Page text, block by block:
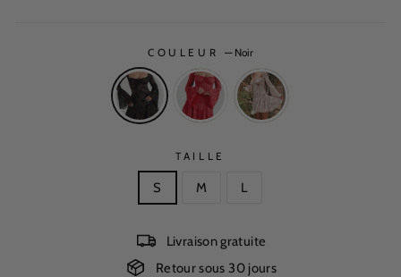
COULEUR — Noir
TAILLE
S M L
Livraison gratuite
Retour sous 30 jours